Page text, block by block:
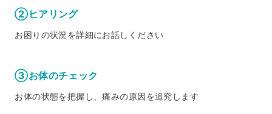
②ヒアリング
お困りの状況を詳細にお話しください
③お体のチェック
お体の状態を把握し、痛みの原因を追究します